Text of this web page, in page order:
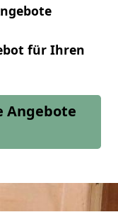
für Ihren
Angebote